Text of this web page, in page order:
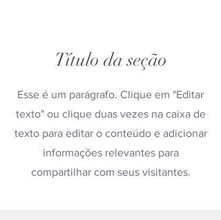
Título da seção
Esse é um parágrafo. Clique em "Editar
texto" ou clique duas vezes na caixa de
texto para editar o conteúdo e adicionar
informações relevantes para
compartilhar com seus visitantes.